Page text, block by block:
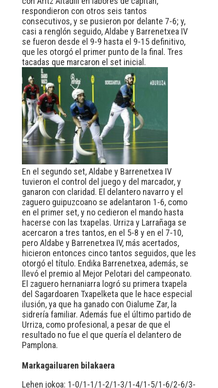
respondieron con otros seis tantos
consecutivos, y se pusieron por delante 7-6; y,
casi a renglón seguido, Aldabe y Barrenetxea IV
se fueron desde el 9-9 hasta el 9-15 definitivo,
que les otorgó el primer punto de la final. Tres
tacadas que marcaron el set inicial.
En el segundo set, Aldabe y Barrenetxea IV
tuvieron el control del juego y del marcador, y
ganaron con claridad. El delantero navarro y el
zaguero guipuzcoano se adelantaron 1-6, como
en el primer set, y no cedieron el mando hasta
hacerse con las txapelas. Urriza y Larrañaga se
acercaron a tres tantos, en el 5-8 y en el 7-10,
pero Aldabe y Barrenetxea IV, más acertados,
hicieron entonces cinco tantos seguidos, que les
otorgó el título. Endika Barrenetxea, además, se
llevó el premio al Mejor Pelotari del campeonato.
El zaguero hernaniarra logró su primera txapela
del Sagardoaren Txapelketa que le hace especial
ilusión, ya que ha ganado con Oialume Zar, la
sidrería familiar. Además fue el último partido de
Urriza, como profesional, a pesar de que el
resultado no fue el que quería el delantero de
Pamplona.
Markagailuaren bilakaera
Lehen jokoa: 1-0/1-1/1-2/1-3/1-4/1-5/1-6/2-6/3-